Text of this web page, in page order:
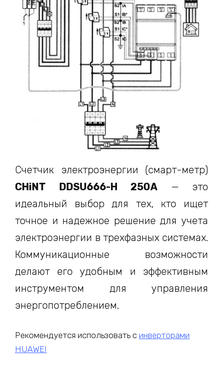
Счетчик электроэнергии (смарт-метр)
CHiNT DDSU666-H 250A — это
идеальный выбор для тех, кто ищет
точное и надежное решение для учета
электроэнергии в трехфазных системах.
Коммуникационные возможности
делают его удобным и эффективным
инструментом для управления
энергопотреблением.
Рекомендуется использовать с инверторами
HUAWEI